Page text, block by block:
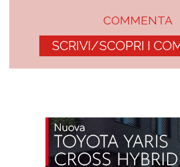
COMMENTA
SCRIVI/SCOPRI I